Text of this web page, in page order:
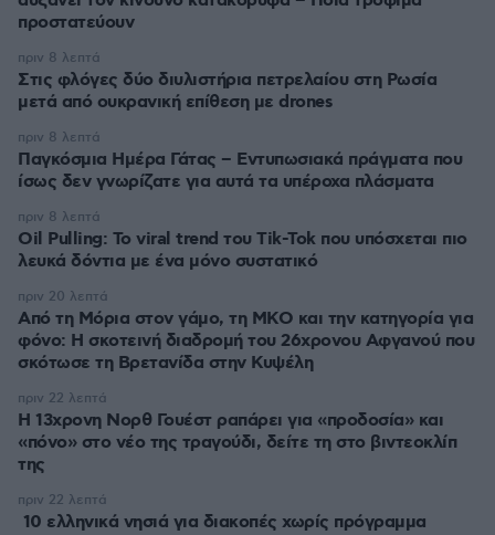
προστατεύουν
Στις φλόγες δύο διυλιστήρια πετρελαίου στη Ρωσία
μετά από ουκρανική επίθεση με drones
πριν 8 λεπτά
Παγκόσμια Ημέρα Γάτας – Εντυπωσιακά πράγματα που
ίσως δεν γνωρίζατε για αυτά τα υπέροχα πλάσματα
πριν 8 λεπτά
Oil Pulling: To viral trend του Tik-Tok που υπόσχεται πιο
λευκά δόντια με ένα μόνο συστατικό
πριν 8 λεπτά
Από τη Μόρια στον γάμο, τη ΜΚΟ και την κατηγορία για
φόνο: Η σκοτεινή διαδρομή του 26χρονου Αφγανού που
σκότωσε τη Βρετανίδα στην Κυψέλη
πριν 20 λεπτά
Η 13χρονη Νορθ Γουέστ ραπάρει για «προδοσία» και
«πόνο» στο νέο της τραγούδι, δείτε τη στο βιντεοκλίπ
της
πριν 22 λεπτά
10 ελληνικά νησιά για διακοπές χωρίς πρόγραμμα
πριν 22 λεπτά